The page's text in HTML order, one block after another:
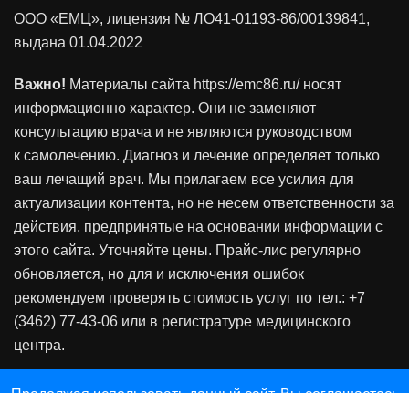
ООО «ЕМЦ», лицензия № ЛО41-01193-86/00139841,
выдана 01.04.2022
Важно! Материалы сайта https://emc86.ru/ носят
информационно характер. Они не заменяют
консультацию врача и не являются руководством
к самолечению. Диагноз и лечение определяет только
ваш лечащий врач. Мы прилагаем все усилия для
актуализации контента, но не несем ответственности за
действия, предпринятые на основании информации с
этого сайта. Уточняйте цены. Прайс-лис регулярно
обновляется, но для и исключения ошибок
рекомендуем проверять стоимость услуг по тел.: +7
(3462) 77-43-06 или в регистратуре медицинского
центра.